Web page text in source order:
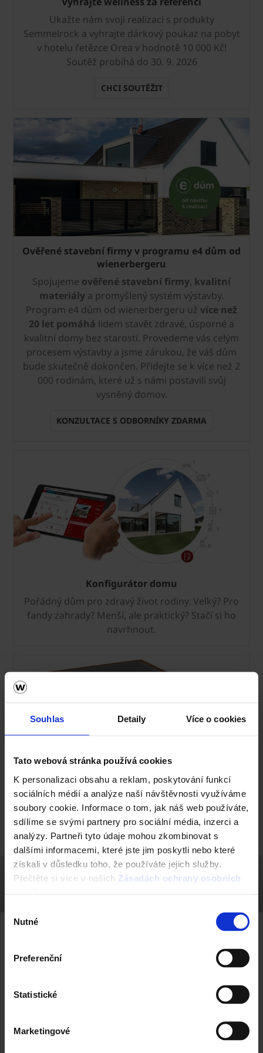
Souhlas Detaily Více o cookies
Tato webová stránka používá cookies
K personalizaci obsahu a reklam, poskytování funkcí
sociálních médií a analýze naší návštěvnosti využíváme
soubory cookie. Informace o tom, jak náš web používáte,
sdílíme se svými partnery pro sociální média, inzerci a
analýzy. Partneři tyto údaje mohou zkombinovat s
dalšími informacemi, které jste jim poskytli nebo které
získali v důsledku toho, že používáte jejich služby.
Přečtěte si více v našich Zásadách ochrany osobních
souhlasu
Nutné
Preferenční
Statistické
Marketingové
Ukažte nám svoji realizaci s produkty
Semmelrock a vyhrajte dárkový poukaz na pobyt
v hotelu řetězce Orea v hodnotě 10 000 Kč!
Soutěž probíhá do 30. 9. 2026
CHCI SOUTĚŽIT
Ověřené stavební firmy v programu e4 dům od
wienerbergeru
Spojujeme ověřené stavební firmy, kvalitní
materiály a promyšlený systém výstavby.
Program e4 dům od wienerbergeru už více než
20 let pomáhá lidem stavět zdravé, úsporné a
kvalitní domy bez starostí. Provedeme vás celým
procesem výstavby a jsme zárukou, že váš dům
bude skutečně dokončen. Přidejte se k více než 2
000 rodinám, které už s námi postavili svůj
vysněný domov.
KONZULTACE S ODBORNÍKY ZDARMA
Konfigurátor domu
Pořádný dům pro zdravý život rodiny. Velký? Pro
fandy zahrady? Menší, ale praktický? Stačí si ho
navrhnout.
Sleva na stropy
Okamžitý odhad ceny stropu + sleva na strop
Porotherm.
Oslovte naše zákaznické centrum a nechte si